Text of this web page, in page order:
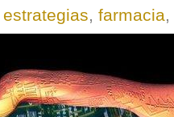
estrategias, farmacia,